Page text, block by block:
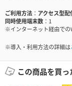
ご利用方法
アクセス型配
同時使用端末数
1
※インターネット経由での
※導入・利用方法の詳細は
この商品を買っ